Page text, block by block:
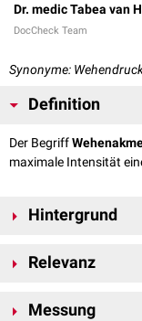
Dr. medic Tabea van
DocCheck Team
Synonyme:
Definition
Der Begriff
maximale Intensität
Hintergrund
Anstieg (Inkrement
Abstieg (Dekrement
Relevanz
Wehendauer, der
Messung